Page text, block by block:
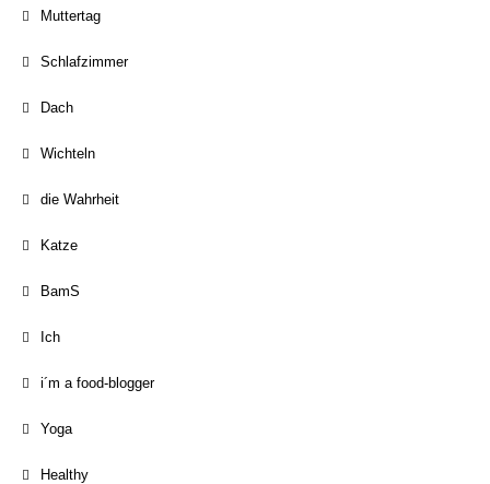
Muttertag
Schlafzimmer
Dach
Wichteln
die Wahrheit
Katze
BamS
Ich
i´m a food-blogger
Yoga
Healthy